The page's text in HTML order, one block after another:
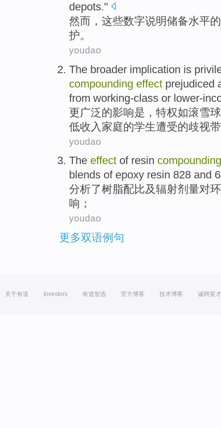
depots."
然而 ， 这些数字说明储备水平的
护。
youdao
The broader implication is
compounding effect prejudiced
from working-class or lower-
更广泛的影响是 ， 特权如滚雪球
低收入家庭的学生遭受的歧视
youdao
The effect of resin compounding
blends of epoxy resin 828 and
分析了树脂配比及辐射剂量对
响 ；
youdao
更多双语例句
关于有道 Investors 有道智选 官方博客 技术博客 诚聘英才